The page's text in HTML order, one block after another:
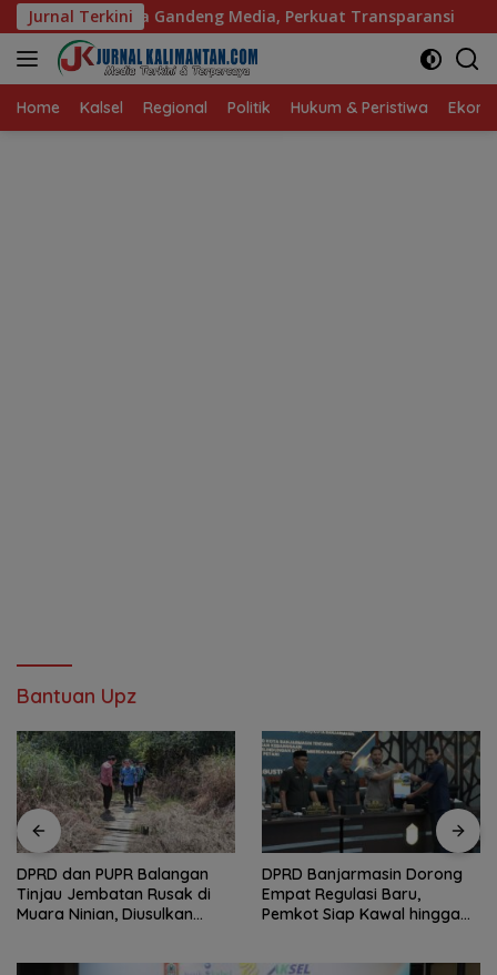
Langsung
ke
konten
Jurnal Terkini
Media, Perkuat Transparansi DPRD dan PUPR
Home Kalsel Regional Politik Hukum & Peristiwa
Bantuan Upz
DPRD dan PUPR Balangan
Tinjau Jembatan Rusak di
Muara Ninian, Diusulkan
DPRD Banjarmasin Dorong
Empat Regulasi Baru,
Pemkot Siap Kawal hingga